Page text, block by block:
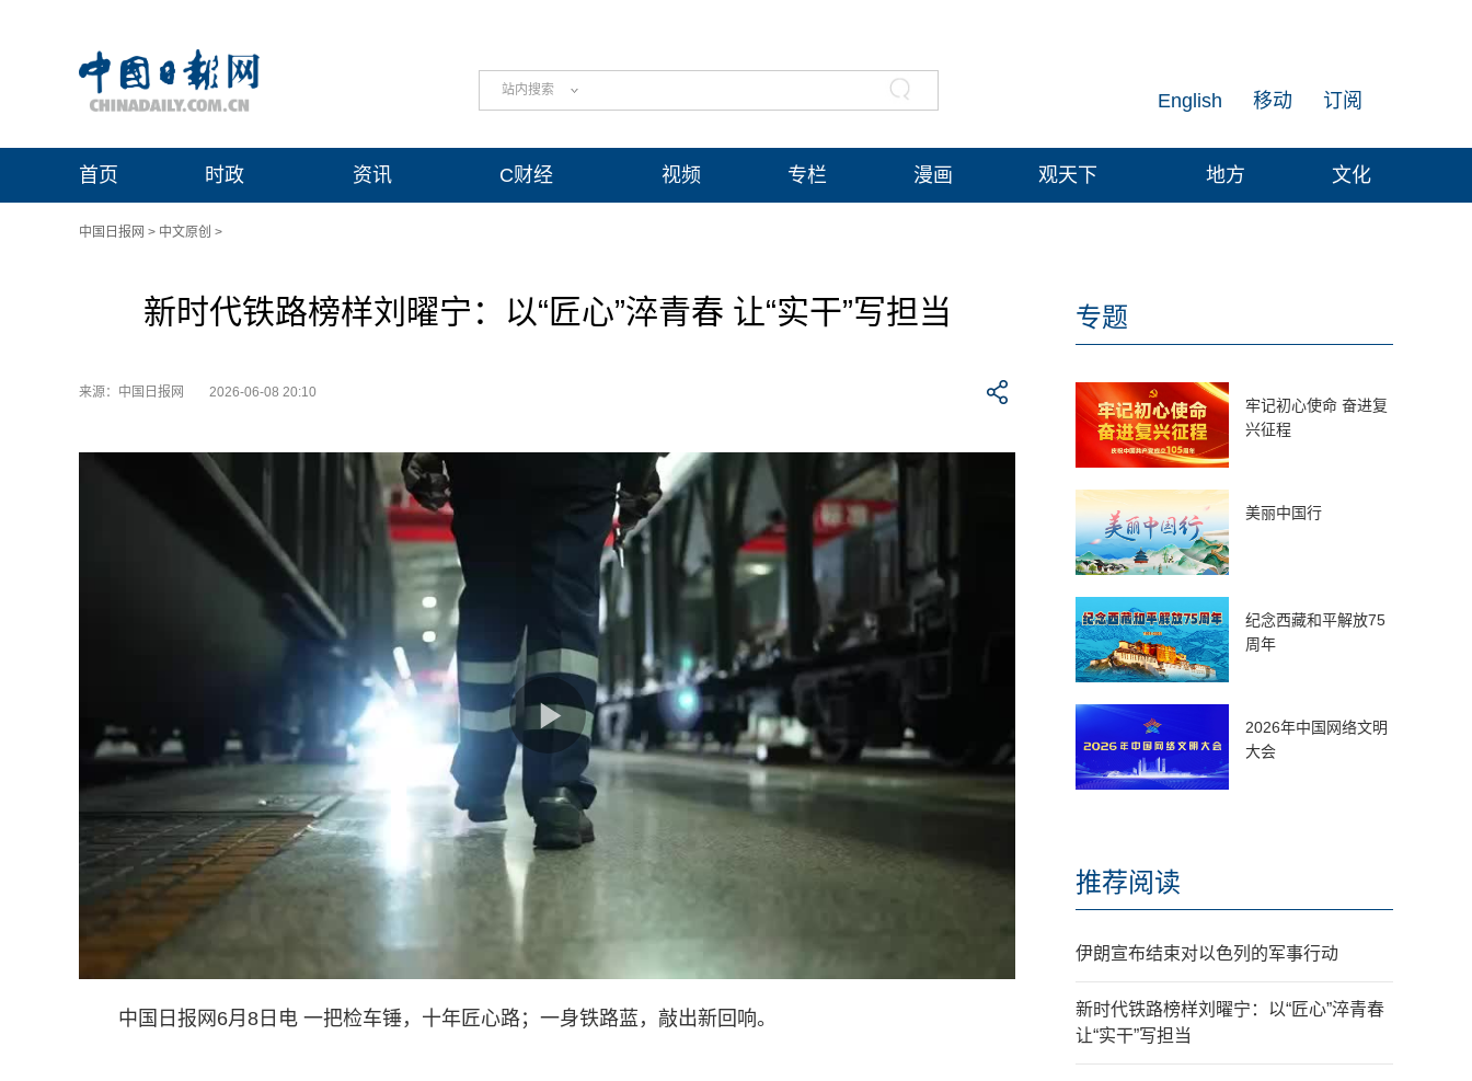
站内搜索 订阅
移动
English
首页 时政 资讯 C财经 视频 专栏 漫画 观天下 地方 文化
中国日报网 > 中文原创 >
新时代铁路榜样刘曜宁：以“匠心”淬青春 让“实干”写担当
来源：中国日报网 2026-06-08 20:10
中国日报网6月8日电 一把检车锤，十年匠心路；一身铁路蓝，敲出新回响。
专题
牢记初心使命 奋进复
兴征程
美丽中国行
纪念西藏和平解放75
周年
2026年中国网络文明
大会
推荐阅读
伊朗宣布结束对以色列的军事行动
新时代铁路榜样刘曜宁：以“匠心”淬青春
让“实干”写担当